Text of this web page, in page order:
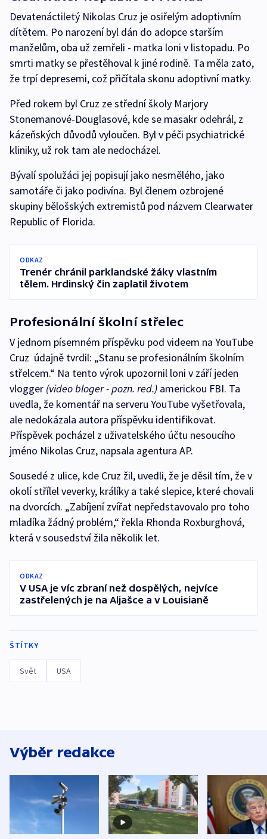
Devatenáctiletý Nikolas Cruz je osiřelým adoptivním
dítětem. Po narození byl dán do adopce starším
manželům, oba už zemřeli - matka loni v listopadu. Po
smrti matky se přestěhoval k jiné rodině. Ta měla zato,
že trpí depresemi, což přičítala skonu adoptivní matky.
Před rokem byl Cruz ze střední školy Marjory
Stonemanové-Douglasové, kde se masakr odehrál, z
kázeňských důvodů vyloučen. Byl v péči psychiatrické
kliniky, už rok tam ale nedocházel.
Bývalí spolužáci jej popisují jako nesmělého, jako
samotáře či jako podivína. Byl členem ozbrojené
skupiny bělošských extremistů pod názvem Clearwater
Republic of Florida.
ODKAZ
Trenér chránil parklandské žáky vlastním
tělem. Hrdinský čin zaplatil životem
Profesionální školní střelec
V jednom písemném příspěvku pod videem na YouTube
Cruz údajně tvrdil: „Stanu se profesionálním školním
střelcem.“ Na tento výrok upozornil loni v září jeden
vlogger (video bloger - pozn. red.) americkou FBI. Ta
uvedla, že komentář na serveru YouTube vyšetřovala,
ale nedokázala autora příspěvku identifikovat.
Příspěvek pocházel z uživatelského účtu nesoucího
jméno Nikolas Cruz, napsala agentura AP.
Sousedé z ulice, kde Cruz žil, uvedli, že je děsil tím, že v
okolí střílel veverky, králíky a také slepice, které chovali
na dvorcích. „Zabíjení zvířat nepředstavovalo pro toho
mladíka žádný problém,“ řekla Rhonda Roxburghová,
která v sousedství žila několik let.
ODKAZ
V USA je víc zbraní než dospělých, nejvíce
zastřelených je na Aljašce a v Louisianě
ŠTÍTKY
Svět USA
Výběr redakce